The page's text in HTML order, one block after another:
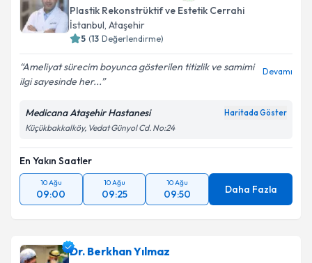
Plastik Rekonstrüktif ve Estetik Cerrahi
İstanbul, Ataşehir
5 (13 Değerlendirme)
Ameliyat sürecim boyunca gösterilen titizlik ve samimi
ilgi sayesinde her...
Devamı
Medicana Ataşehir Hastanesi Haritada Göster
Küçükbakkalköy, Vedat Günyol Cd. No:24
En Yakın Saatler
10 Ağu
09:00
10 Ağu
09:25
10 Ağu
09:50 Daha Fazla
Dr. Berkhan Yılmaz